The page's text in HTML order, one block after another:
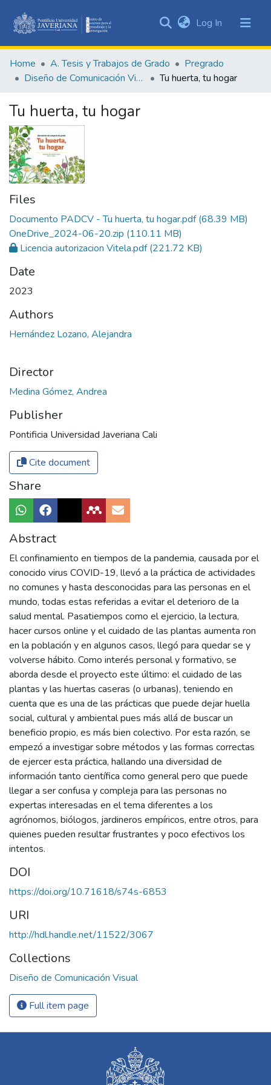
&
Collections
Statistics
Log In (current)
Home A. Tesis y Trabajos de Grado
Pregrado
Diseño de Comunicación Visual
Tu huerta, tu hogar
Tu huerta, tu hogar
Files
Documento PADCV - Tu huerta, tu hogar.pdf(68.39 MB)
OneDrive_2024-06-20.zip (110.11 MB)
Licencia autorizacion Vitela.pdf(221.72 KB)
Date
2023
Authors
Hernández Lozano, Alejandra
Director
Medina Gómez, Andrea
Publisher
Pontificia Universidad Javeriana Cali
Cite document
Share
Abstract
El confinamiento en tiempos de la pandemia, causada por el
conocido virus COVID-19, llevó a la práctica de actividades
no comunes y hasta desconocidas para las personas en el
mundo, todas estas referidas a evitar el deterioro de la
salud mental. Pasatiempos como el ejercicio, la lectura,
hacer cursos online y el cuidado de las plantas aumenta ron
en la población y en algunos casos, llegó para quedar se y
volverse hábito. Como interés personal y formativo, se
aborda desde el proyecto este último: el cuidado de las
plantas y las huertas caseras (o urbanas), teniendo en
cuenta que es una de las prácticas que puede dejar huella
social, cultural y ambiental pues más allá de buscar un
beneficio propio, es más bien colectivo. Por esta razón, se
empezó a investigar sobre métodos y las formas correctas
de ejercer esta práctica, hallando una diversidad de
información tanto científica como general pero que puede
llegar a ser confusa y compleja para las personas no
expertas interesadas en el tema diferentes a los
agrónomos, biólogos, jardineros empíricos, entre otros, para
quienes pueden resultar frustrantes y poco efectivos los
intentos.
DOI
https://doi.org/10.71618/s74s-6853
URI
http://hdl.handle.net/11522/3067
Collections
Diseño de Comunicación Visual
Full item page